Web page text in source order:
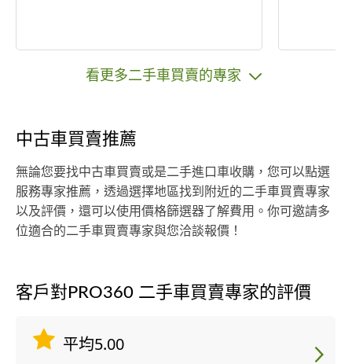
看更多二手車買賣的專家
中古車買賣推薦
無論您要找中古車買賣或是二手進口車收購，您可以點選
服務專家推薦，透過選擇地區找到附近的二手車買賣專家
以及評價，還可以使用價格篩選器了解費用。你可邀請多
位適合的二手車買賣專家與您洽談報價！
客戶對PRO360 二手車買賣專家的評價
平均5.00